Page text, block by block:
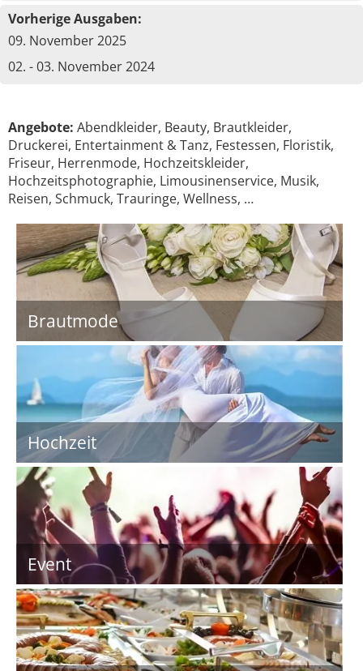
Vorherige Ausgaben:
09. November 2025
02. - 03. November 2024
Angebote: Abendkleider, Beauty, Brautkleider,
Druckerei, Entertainment & Tanz, Festessen, Floristik,
Friseur, Herrenmode, Hochzeitskleider,
Hochzeitsphotographie, Limousinenservice, Musik,
Reisen, Schmuck, Trauringe, Wellness, …
Brautmode
Hochzeit
Event